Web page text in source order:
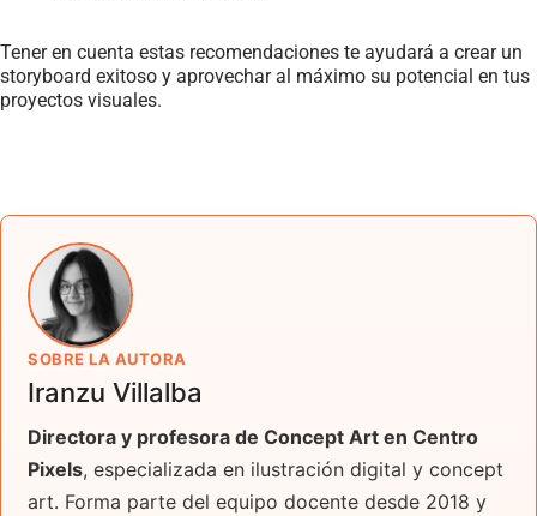
Tener en cuenta estas recomendaciones te ayudará a crear un
storyboard exitoso y aprovechar al máximo su potencial en tus
proyectos visuales.
SOBRE LA AUTORA
Iranzu Villalba
Directora y profesora de Concept Art en Centro
Pixels, especializada en ilustración digital y concept
art. Forma parte del equipo docente desde 2018 y